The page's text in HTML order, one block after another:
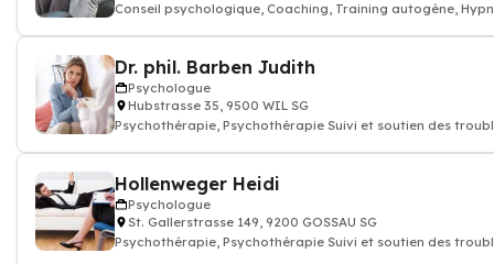
Conseil psychologique, Coaching, Training autogène,
Dr. phil. Barben Judith
Psychologue
Hubstrasse 35, 9500 WIL SG
Psychothérapie, Psychothérapie Suivi et soutien des
Hollenweger Heidi
Psychologue
St. Gallerstrasse 149, 9200 GOSSAU SG
Psychothérapie, Psychothérapie Suivi et soutien des